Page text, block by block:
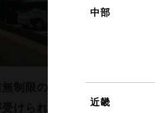
中部
近畿